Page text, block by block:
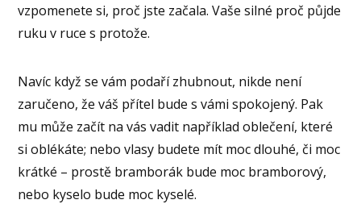
vzpomenete si, proč jste začala. Vaše silné proč půjde
ruku v ruce s protože.
Navíc když se vám podaří zhubnout, nikde není
zaručeno, že váš přítel bude s vámi spokojený. Pak
mu může začít na vás vadit například oblečení, které
si oblékáte; nebo vlasy budete mít moc dlouhé, či moc
krátké – prostě bramborák bude moc bramborový,
nebo kyselo bude moc kyselé.